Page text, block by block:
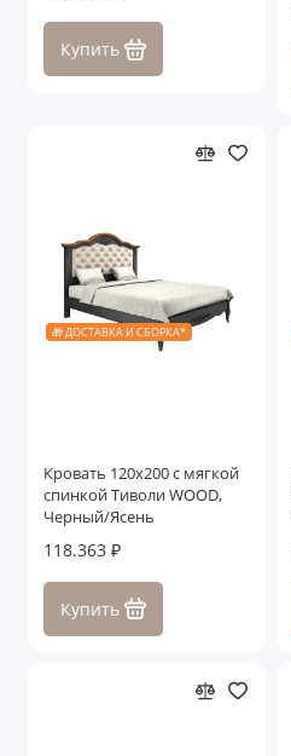
Купить
🎁 ДОСТАВКА И СБОРКА*
Кровать 120x200 с мягкой
спинкой Тиволи WOOD,
Черный/Ясень
118.363 ₽
Купить